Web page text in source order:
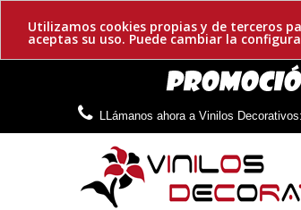
Utilizamos cookies propias y de terceros
aceptas su uso. Puede cambiar la
LLámanos ahora a Vinilos Decorativos: